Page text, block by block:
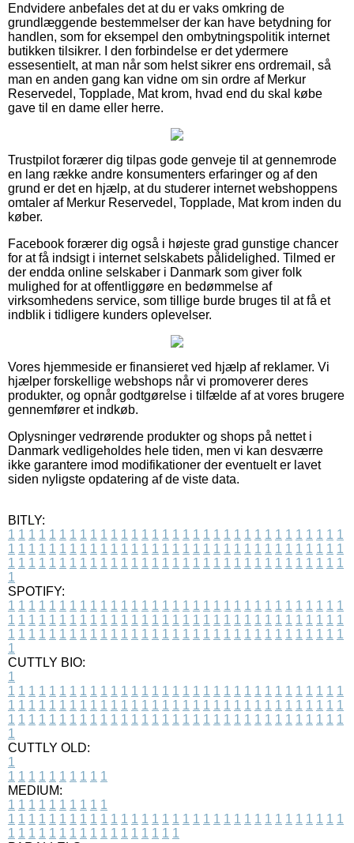
Endvidere anbefales det at du er vaks omkring de
grundlæggende bestemmelser der kan have betydning for
handlen, som for eksempel den ombytningspolitik internet
butikken tilsikrer. I den forbindelse er det ydermere
essesentielt, at man når som helst sikrer ens ordremail, så
man en anden gang kan vidne om sin ordre af Merkur
Reservedel, Topplade, Mat krom, hvad end du skal købe
gave til en dame eller herre.
Trustpilot forærer dig tilpas gode genveje til at gennemrode
en lang række andre konsumenters erfaringer og af den
grund er det en hjælp, at du studerer internet webshoppens
omtaler af Merkur Reservedel, Topplade, Mat krom inden du
køber.
Facebook forærer dig også i højeste grad gunstige chancer
for at få indsigt i internet selskabets pålidelighed. Tilmed er
der endda online selskaber i Danmark som giver folk
mulighed for at offentliggøre en bedømmelse af
virksomhedens service, som tillige burde bruges til at få et
indblik i tidligere kunders oplevelser.
Vores hjemmeside er finansieret ved hjælp af reklamer. Vi
hjælper forskellige webshops når vi promoverer deres
produkter, og opnår godtgørelse i tilfælde af at vores brugere
gennemfører et indkøb.
Oplysninger vedrørende produkter og shops på nettet i
Danmark vedligeholdes hele tiden, men vi kan desværre
ikke garantere imod modifikationer der eventuelt er lavet
siden nyligste opdatering af de viste data.
BITLY:
1 1 1 1 1 1 1 1 1 1 1 1 1 1 1 1 1 1 1 1 1 1 1 1 1 1 1 1 1 1 1 1 1
1 1 1 1 1 1 1 1 1 1 1 1 1 1 1 1 1 1 1 1 1 1 1 1 1 1 1 1 1 1 1 1 1
1 1 1 1 1 1 1 1 1 1 1 1 1 1 1 1 1 1 1 1 1 1 1 1 1 1 1 1 1 1 1 1 1
1
SPOTIFY:
1 1 1 1 1 1 1 1 1 1 1 1 1 1 1 1 1 1 1 1 1 1 1 1 1 1 1 1 1 1 1 1 1
1 1 1 1 1 1 1 1 1 1 1 1 1 1 1 1 1 1 1 1 1 1 1 1 1 1 1 1 1 1 1 1 1
1 1 1 1 1 1 1 1 1 1 1 1 1 1 1 1 1 1 1 1 1 1 1 1 1 1 1 1 1 1 1 1 1
1
CUTTLY BIO:
1
1 1 1 1 1 1 1 1 1 1 1 1 1 1 1 1 1 1 1 1 1 1 1 1 1 1 1 1 1 1 1 1 1
1 1 1 1 1 1 1 1 1 1 1 1 1 1 1 1 1 1 1 1 1 1 1 1 1 1 1 1 1 1 1 1 1
1 1 1 1 1 1 1 1 1 1 1 1 1 1 1 1 1 1 1 1 1 1 1 1 1 1 1 1 1 1 1 1 1
1
CUTTLY OLD:
1
1 1 1 1 1 1 1 1 1 1
MEDIUM:
1 1 1 1 1 1 1 1 1 1
1 1 1 1 1 1 1 1 1 1 1 1 1 1 1 1 1 1 1 1 1 1 1 1 1 1 1 1 1 1 1 1 1
1 1 1 1 1 1 1 1 1 1 1 1 1 1 1 1 1